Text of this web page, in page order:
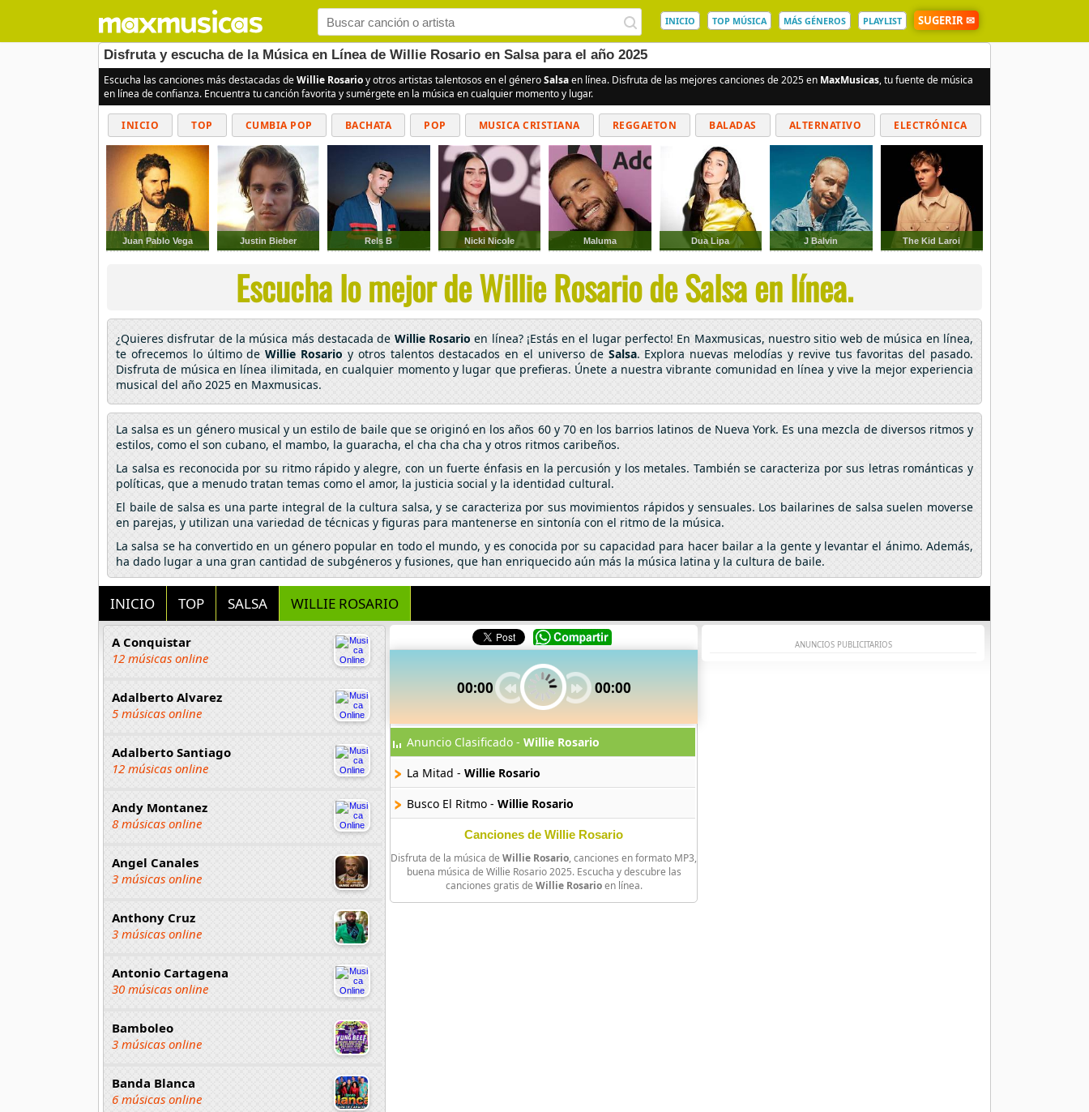
INICIO TOP MÚSICA MÁS GÉNEROS PLAYLIST SUGERIR ✉
Disfruta y escucha de la Música en Línea de Willie Rosario en Salsa para el año 2025
Escucha las canciones más destacadas deWillie Rosarioy otros artistas talentosos en el géneroSalsaen línea. Disfruta de las mejores canciones de 2025 en MaxMusicas, tu fuente de música
en línea de confianza. Encuentra tu canción favorita y sumérgete en la música en cualquier momento y lugar.
INICIO TOP CUMBIA POP BACHATA POP MUSICA CRISTIANA REGGAETON BALADAS ALTERNATIVO ELECTRÓNICA
CUMBIAS
Juan Pablo Vega Justin Bieber Rels B Nicki Nicole Maluma Dua Lipa J Balvin The Kid Laroi
Escucha lo mejor de Willie Rosario de Salsa en línea.
¿Quieres disfrutar de la música más destacada de Willie Rosario en línea? ¡Estás en el lugar perfecto! En Maxmusicas, nuestro sitio web de música en línea,
te ofrecemos lo último deWillie Rosario y otros talentos destacados en el universo de Salsa. Explora nuevas melodías y revive tus favoritas del pasado.
Disfruta de música en línea ilimitada, en cualquier momento y lugar que prefieras. Únete a nuestra vibrante comunidad en línea y vive la mejor experiencia
musical del año 2025 en Maxmusicas.
La salsa es un género musical y un estilo de baile que se originó en los años 60 y 70 en los barrios latinos de Nueva York. Es una mezcla de diversos ritmos y
estilos, como el son cubano, el mambo, la guaracha, el cha cha cha y otros ritmos caribeños.
La salsa es reconocida por su ritmo rápido y alegre, con un fuerte énfasis en la percusión y los metales. También se caracteriza por sus letras románticas y
políticas, que a menudo tratan temas como el amor, la justicia social y la identidad cultural.
El baile de salsa es una parte integral de la cultura salsa, y se caracteriza por sus movimientos rápidos y sensuales. Los bailarines de salsa suelen moverse
en parejas, y utilizan una variedad de técnicas y figuras para mantenerse en sintonía con el ritmo de la música.
La salsa se ha convertido en un género popular en todo el mundo, y es conocida por su capacidad para hacer bailar a la gente y levantar el ánimo. Además,
ha dado lugar a una gran cantidad de subgéneros y fusiones, que han enriquecido aún más la música latina y la cultura de baile.
INICIO TOP SALSA WILLIE ROSARIO
A Conquistar
12 músicas online
Adalberto Alvarez
5 músicas online
Adalberto Santiago
12 músicas online
Andy Montanez
8 músicas online
Angel Canales
3 músicas online
Anthony Cruz
3 músicas online
Antonio Cartagena
30 músicas online
Bamboleo
3 músicas online
Banda Blanca
6 músicas online
00:00 00:00
Anuncio Clasificado - Willie Rosario
La Mitad - Willie Rosario
Busco El Ritmo - Willie Rosario
Canciones de Willie Rosario
Disfruta de la música de Willie Rosario, canciones en formato MP3,
buena música de Willie Rosario 2025. Escucha y descubre las
canciones gratis de Willie Rosarioen línea.
ANUNCIOS PUBLICITARIOS